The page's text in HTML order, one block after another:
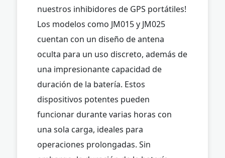
nuestros inhibidores de GPS portátiles!
Los modelos como JM015 y JM025
cuentan con un diseño de antena
oculta para un uso discreto, además de
una impresionante capacidad de
duración de la batería. Estos
dispositivos potentes pueden
funcionar durante varias horas con
una sola carga, ideales para
operaciones prolongadas. Sin